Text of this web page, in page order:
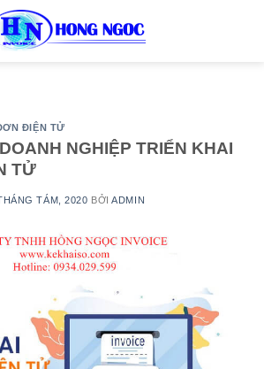
ĐIỆN TỬ
NGHIỆP TRIỂN KHAI
TỬ
TÁM, 2020 BỞIADMIN